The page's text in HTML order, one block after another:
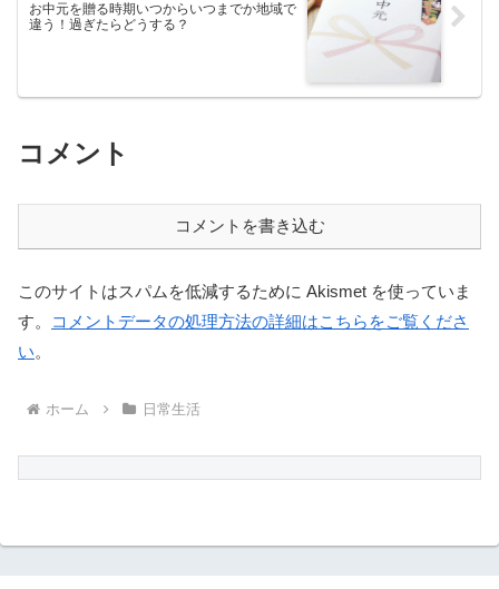
お中元を贈る時期いつからいつまでか地域で
違う！過ぎたらどうする？
コメント
コメントを書き込む
このサイトはスパムを低減するために Akismet を使っていま
す。
コメントデータの処理方法の詳細はこちらをご覧くださ
い。
ホーム 日常生活